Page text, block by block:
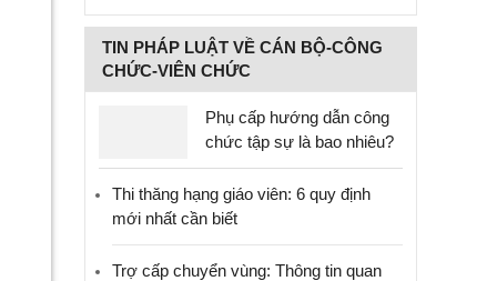
TIN PHÁP LUẬT VỀ CÁN BỘ-CÔNG
CHỨC-VIÊN CHỨC
Phụ cấp hướng dẫn công
chức tập sự là bao nhiêu?
Thi thăng hạng giáo viên: 6 quy định
mới nhất cần biết
Trợ cấp chuyển vùng: Thông tin quan